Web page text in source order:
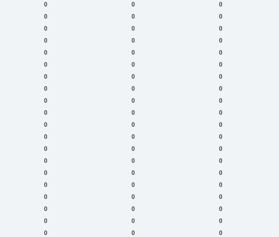
0 0 0
0 0 0
0 0 0
0 0 0
0 0 0
0 0 0
0 0 0
0 0 0
0 0 0
0 0 0
0 0 0
0 0 0
0 0 0
0 0 0
0 0 0
0 0 0
0 0 0
0 0 0
0 0 0
0 0 0